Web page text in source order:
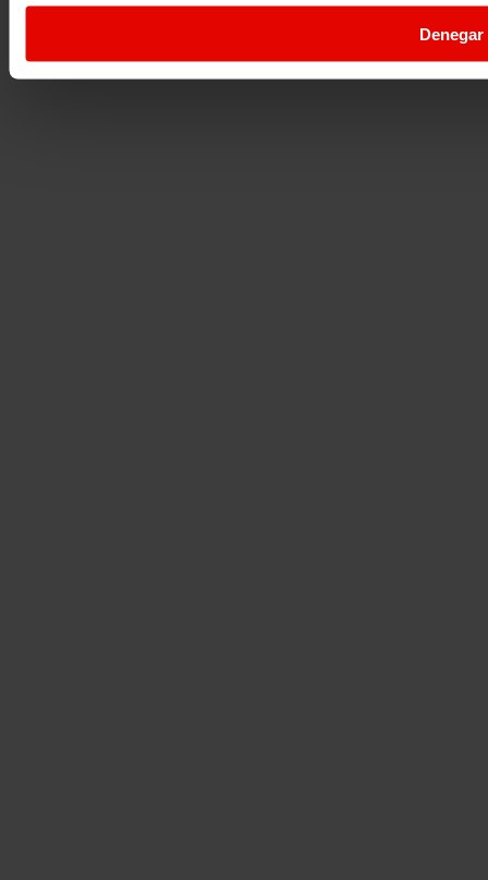
Denegar